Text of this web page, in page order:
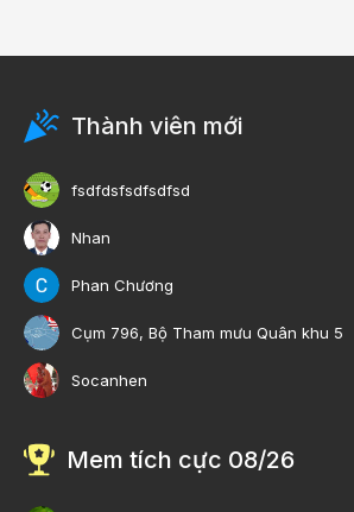
Thành viên mới
fsdfdsfsdfsdfsd
Nhan
Phan Chương
Cụm 796, Bộ Tham mưu Quân khu 5
Socanhen
Mem tích cực 08/26